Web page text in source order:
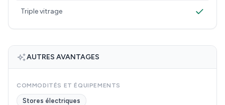
Triple vitrage
AUTRES AVANTAGES
COMMODITÉS ET ÉQUIPEMENTS
Stores électriques